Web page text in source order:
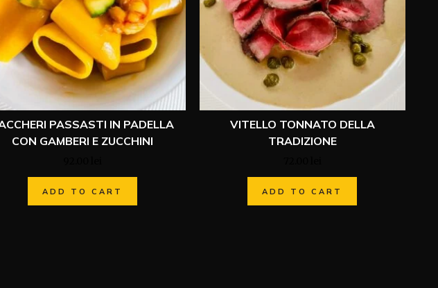
PASSASTI IN PADELLA
CON GAMBERI E ZUCCHINI
ADD TO CART
VITELLO TONNATO DELLA
TRADIZIONE
ADD TO CART